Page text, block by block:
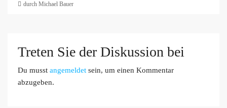
durch Michael Bauer
Treten Sie der Diskussion bei
Du musst angemeldet sein, um einen Kommentar
abzugeben.